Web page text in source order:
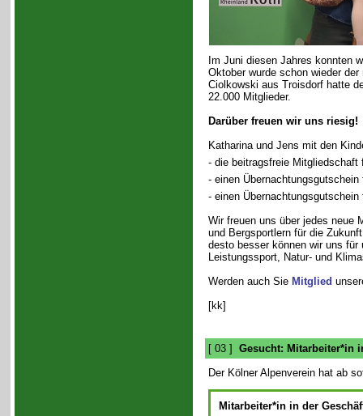
Im Juni diesen Jahres konnten
Oktober wurde schon wieder
Ciolkowski aus Troisdorf hatte
22.000 Mitglieder.
Darüber freuen wir uns riesig!
Katharina und Jens mit den
- die beitragsfreie Mitgliedschaft
- einen
- einen
Wir freuen uns über jedes neue
und Bergsportlern für die
desto besser können wir uns
Leistungssport, Natur- und
Werden auch Sie Mitglied
[kk]
[ 03 ] Gesucht: Mitarbeiter*in
Der Kölner Alpenverein hat ab
Mitarbeiter*in in der